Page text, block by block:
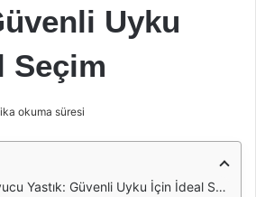
Uyku
Seçim
okuma süresi
Yastık: Güvenli Uyku İçin İdeal Seçim